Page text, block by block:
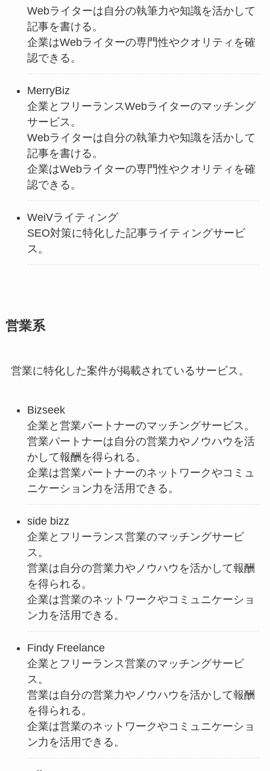
Webライターは自分の執筆力や知識を活かして
記事を書ける。
企業はWebライターの専門性やクオリティを確
認できる。
MerryBiz
企業とフリーランスWebライターのマッチング
サービス。
Webライターは自分の執筆力や知識を活かして
記事を書ける。
企業はWebライターの専門性やクオリティを確
認できる。
WeiVライティング
SEO対策に特化した記事ライティングサービ
ス。
営業系
営業に特化した案件が掲載されているサービス。
Bizseek
企業と営業パートナーのマッチングサービス。
営業パートナーは自分の営業力やノウハウを活
かして報酬を得られる。
企業は営業パートナーのネットワークやコミュ
ニケーション力を活用できる。
side bizz
企業とフリーランス営業のマッチングサービ
ス。
営業は自分の営業力やノウハウを活かして報酬
を得られる。
企業は営業のネットワークやコミュニケーショ
ン力を活用できる。
Findy Freelance
企業とフリーランス営業のマッチングサービ
ス。
営業は自分の営業力やノウハウを活かして報酬
を得られる。
企業は営業のネットワークやコミュニケーショ
ン力を活用できる。